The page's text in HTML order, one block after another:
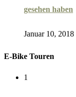
gesehen haben
Januar 10, 2018
E-Bike Touren
1